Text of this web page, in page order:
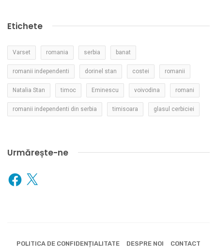
Etichete
Varset romania serbia banat
romanii independenti dorinel stan costei romanii
Natalia Stan timoc Eminescu voivodina romani
romanii independenti din serbia timisoara glasul cerbiciei
Urmărește-ne
Facebook
X
POLITICA DE CONFIDENȚIALITATE DESPRE NOI CONTACT